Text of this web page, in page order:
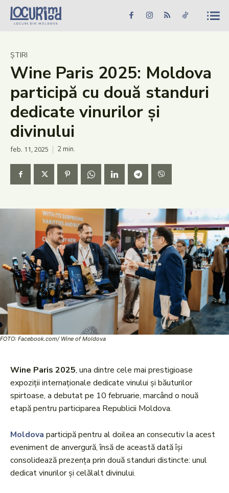
Caută în site... Căutare
Știri
Evenimente
Dezvoltare rurală
Turism
Vinării
Patrimoniu
Produs Acasă
ȘTIRI
Wine Paris 2025: Moldova
participă cu două standuri
dedicate vinurilor și
divinului
feb. 11, 2025 2min.
FOTO: Facebook.com/ Wine of Moldova
Wine Paris 2025, una dintre cele mai prestigioase
expoziții internaționale dedicate vinului și băuturilor
spirtoase, a debutat pe 10 februarie, marcând o nouă
etapă pentru participarea Republicii Moldova.
Moldova participă pentru al doilea an consecutiv la acest
eveniment de anvergură, însă de această dată își
consolidează prezența prin două standuri distincte: unul
dedicat vinurilor și celălalt divinului.